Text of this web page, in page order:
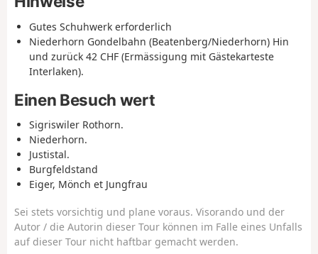
Gutes Schuhwerk erforderlich
Niederhorn Gondelbahn (Beatenberg/Niederhorn) Hin
und zurück 42 CHF (Ermässigung mit Gästekarteste
Interlaken).
Einen Besuch wert
Sigriswiler Rothorn.
Niederhorn.
Justistal.
Burgfeldstand
Eiger, Mönch et Jungfrau
Sei stets vorsichtig und plane voraus. Visorando und der
Autor / die Autorin dieser Tour können im Falle eines Unfalls
auf dieser Tour nicht haftbar gemacht werden.